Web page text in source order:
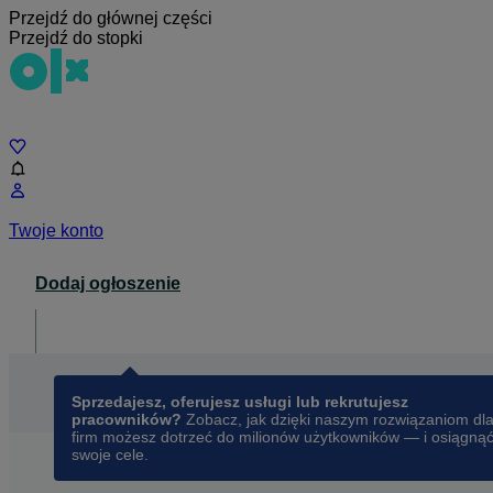
Przejdź do głównej części
Przejdź do stopki
Twoje konto
Dodaj ogłoszenie
Sprzedajesz, oferujesz usługi lub rekrutujesz
pracowników? Zobacz, jak dzięki naszym rozwiązaniom dla
firm możesz dotrzeć do milionów użytkowników — i osiągnąć
swoje cele.